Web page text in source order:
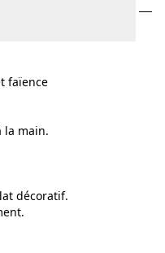
faïence
la main.
décoratif.